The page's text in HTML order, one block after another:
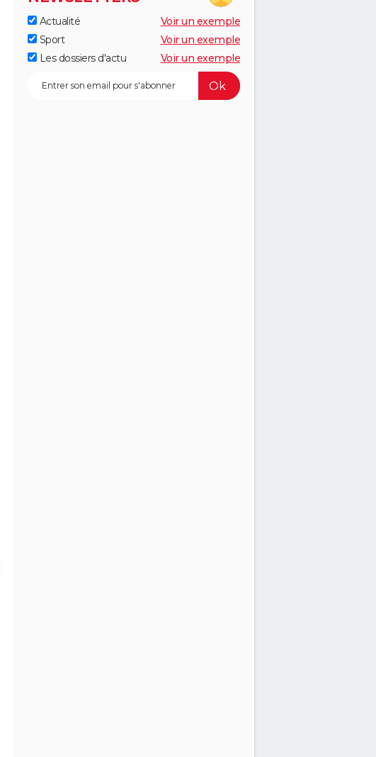
Actualité
Voir un exemple
Sport
Voir un exemple
Les dossiers d'actu
Voir un exemple